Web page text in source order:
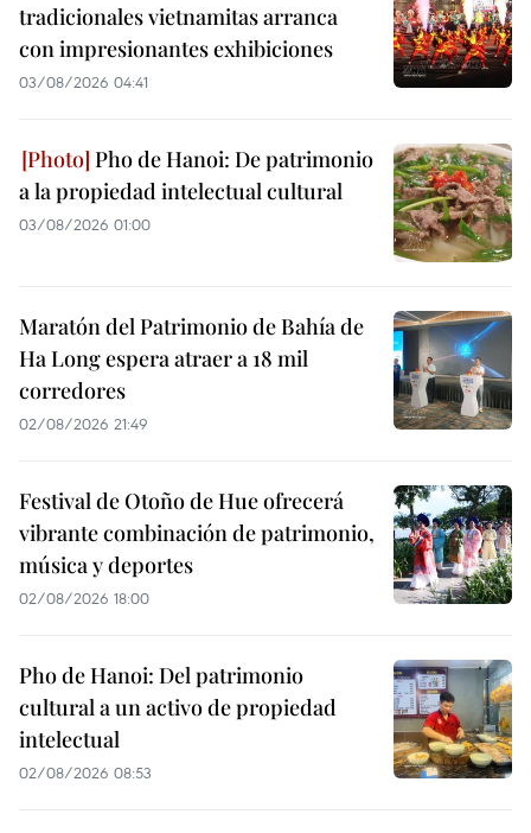
tradicionales vietnamitas arranca
con impresionantes exhibiciones
03/08/2026 04:41
Pho de Hanoi: De patrimonio
a la propiedad intelectual cultural
03/08/2026 01:00
Maratón del Patrimonio de Bahía de
Ha Long espera atraer a 18 mil
corredores
02/08/2026 21:49
Festival de Otoño de Hue ofrecerá
vibrante combinación de patrimonio,
música y deportes
02/08/2026 18:00
Pho de Hanoi: Del patrimonio
cultural a un activo de propiedad
intelectual
02/08/2026 08:53